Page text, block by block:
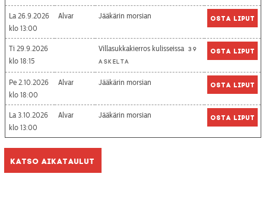
La 26.9.2026
13:00
Alvar Jääkärin morsian Osta liput
Ti 29.9.2026
18:15
Villasukkakierros kulisseissa 39
askelta
Osta liput
Pe 2.10.2026
18:00
Alvar Jääkärin morsian Osta liput
La 3.10.2026
13:00
Alvar Jääkärin morsian Osta liput
Katso aikataulut